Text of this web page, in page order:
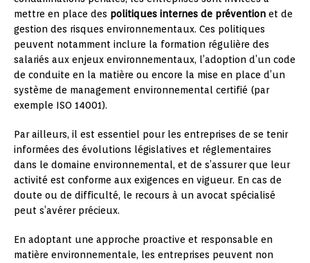
mettre en place des politiques internes de prévention et de
gestion des risques environnementaux. Ces politiques
peuvent notamment inclure la formation régulière des
salariés aux enjeux environnementaux, l’adoption d’un code
de conduite en la matière ou encore la mise en place d’un
système de management environnemental certifié (par
exemple ISO 14001).
Par ailleurs, il est essentiel pour les entreprises de se tenir
informées des évolutions législatives et réglementaires
dans le domaine environnemental, et de s’assurer que leur
activité est conforme aux exigences en vigueur. En cas de
doute ou de difficulté, le recours à un avocat spécialisé
peut s’avérer précieux.
En adoptant une approche proactive et responsable en
matière environnementale, les entreprises peuvent non